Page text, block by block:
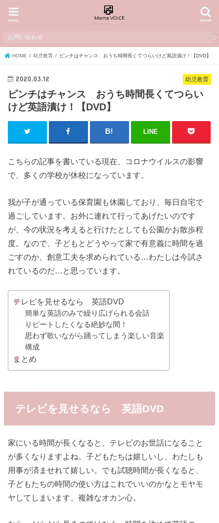
search
menu
お問い合わせ
HOME 幼児教育 ピンチはチャンス おうち時間長くてつらいけど英語漬け！【DVD】
幼児教育
2020.03.12
ピンチはチャンス おうち時間長くてつらい
けど英語漬け！【DVD】
LINE
こちらの記事を書いている現在、コロナウイルスの影響
で、多くの学校が休校になっています。
我が子が通っている保育園も休園しており、毎日自宅で
過ごしています。お外に連れて行ってあげたいのです
が、今の状況を考えると行けたとしても公園かお散歩程
度。なので、子どもとどうやって家で有意義に時間を過
ごすのか、創意工夫を求められている…わたしは今試さ
れているのだ…と思っています。
テレビを見せるなら 英語DVD
簡単な英語のみで繰り広げられる会話
リピートしたくなる絶妙な間！
思わず歌いながら踊ってしまう楽しい音楽
構成
まとめ
テレビを見せるなら 英語DVD
家にいる時間が長くなると、テレビのお世話になること
が多くなりますよね。子どもたちは嬉しいし、わたしも
用事が済ませれて嬉しい。でも試聴時間が長くなると、
子どもたちの時間の使い方はこれでいいのかなとモヤモ
ヤしてしまいます。複雑なオカン心。